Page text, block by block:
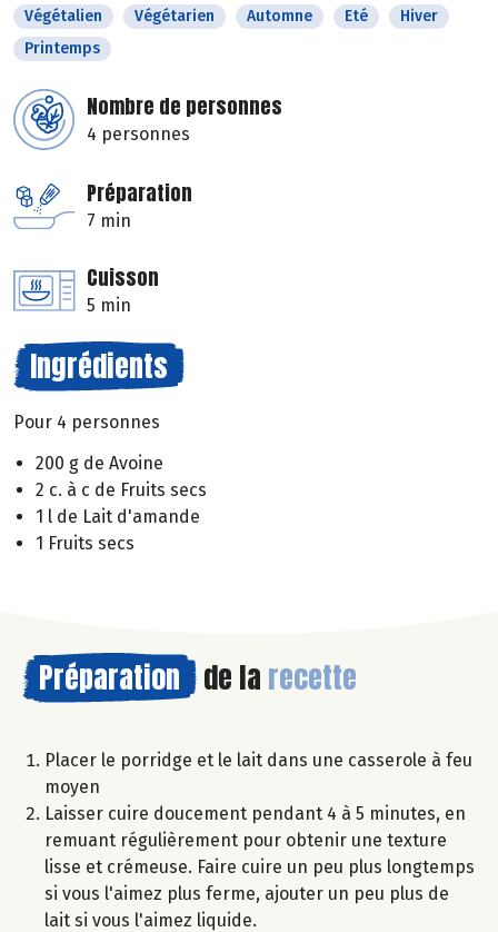
Végétalien
Végétarien Automne Eté
Hiver
Printemps
Nombre de personnes
4 personnes
Préparation
7 min
Cuisson
5 min
Ingrédients
Pour 4 personnes
200 g de Avoine
2 c. à c de Fruits secs
1 l de Lait d'amande
1 Fruits secs
Préparation de la recette
Placer le porridge et le lait dans une casserole à feu
moyen
Laisser cuire doucement pendant 4 à 5 minutes, en
remuant régulièrement pour obtenir une texture
lisse et crémeuse. Faire cuire un peu plus longtemps
si vous l'aimez plus ferme, ajouter un peu plus de
lait si vous l'aimez liquide.